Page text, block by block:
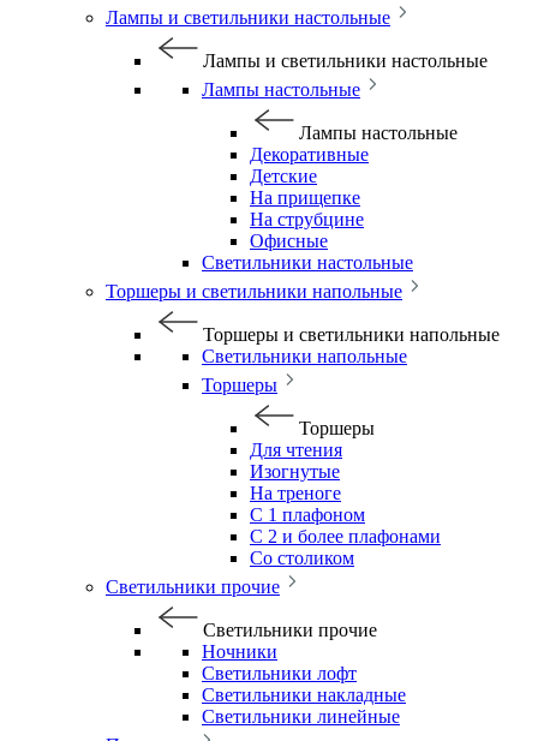
Лампы и светильники настольные
Лампы и светильники настольные
Лампы настольные
Лампы настольные
Декоративные
Детские
На прищепке
На струбцине
Офисные
Светильники настольные
Торшеры и светильники напольные
Торшеры и светильники напольные
Светильники напольные
Торшеры
Торшеры
Для чтения
Изогнутые
На треноге
С 1 плафоном
С 2 и более плафонами
Со столиком
Светильники прочие
Светильники прочие
Ночники
Светильники лофт
Светильники накладные
Светильники линейные